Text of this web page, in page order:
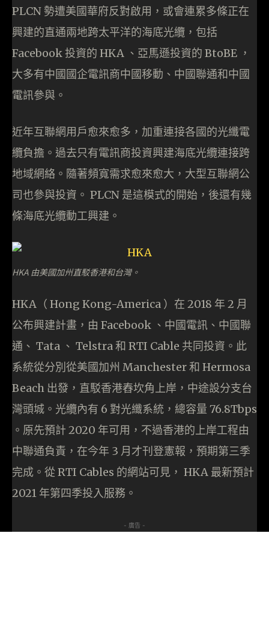
PLCN 勢遭美國華府反對啟用，或會連累多條正在
興建的直通兩地跨太平洋的海底光纜，包括
Facebook 投資的 HKA 、亞馬遜投資的 BtoBE ，
大多有中國國企電訊商中國移動、中國聯通和中國
電訊參與。
近年互聯網用戶愈來愈多，加重連接各國的光纖電
纜負擔。過去只有電訊商投資興建海底光纜連接跨
地域網絡。隨著頻寬需求愈來愈大，大型互聯網公
司也參與投資。 PLCN 是這模式的開始，後還有幾
條海底光纜動工興建。
HKA 由美國加州直駁香港和台灣。
HKA（ Hong Kong-America ）在 2018 年 2 月
公布興建計畫，由 Facebook 、中國電訊、中國聯
通、 Tata 、 Telstra 和 RTI Cable 共同投資。此
系統從分別從美國加州 Manchester 和 Hermosa
Beach 出發，直駁香港舂坎角上岸，中途設分支台
灣頭城。光纜內有 6 對光纖系統，總容量 76.8Tbps
。原先預計 2020 年可用，不過香港的上岸工程由
中聯通負責，在今年 3 月才刊登憲報，預期第三季
完成。從 RTI Cables 的網站可見， HKA 最新預計
2021 年第四季投入服務。
- 廣告 -